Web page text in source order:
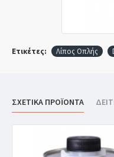
Ετικέτες: Λίπος Οπλής
ΣΧΕΤΙΚΑ ΠΡΟΪΟΝΤΑ